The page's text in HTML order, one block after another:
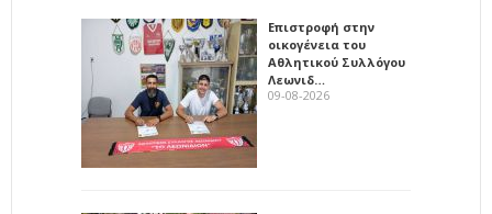
Επιστροφή στην
οικογένεια του
Αθλητικού Συλλόγου
Λεωνιδ…
09-08-2026